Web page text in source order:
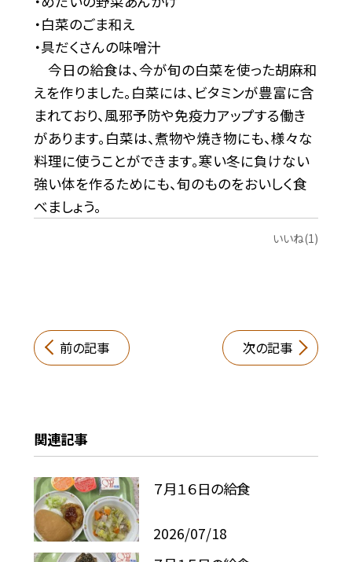
・白菜のごま和え
・具だくさんの味噌汁
今日の給食は、今が旬の白菜を使った胡麻和
えを作りました。白菜には、ビタミンが豊富に含
まれており、風邪予防や免疫力アップする働き
があります。白菜は、煮物や焼き物にも、様々な
料理に使うことができます。寒い冬に負けない
強い体を作るためにも、旬のものをおいしく食
べましょう。
いいね(1)
前の記事 次の記事
関連記事
７月１６日の給食
2026/07/18